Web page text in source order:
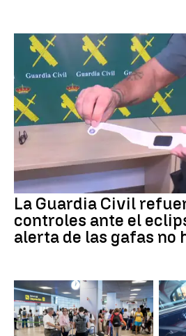
La Guardia Civil
controles ante el
alerta de las gafas no